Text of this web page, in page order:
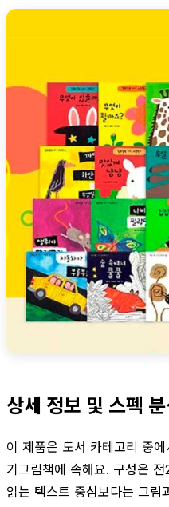
상세 정보 및 스펙 분
이 제품은 도서 카테고리 중
기그림책에 속해요. 구성은
읽는 텍스트 중심보다는 그림